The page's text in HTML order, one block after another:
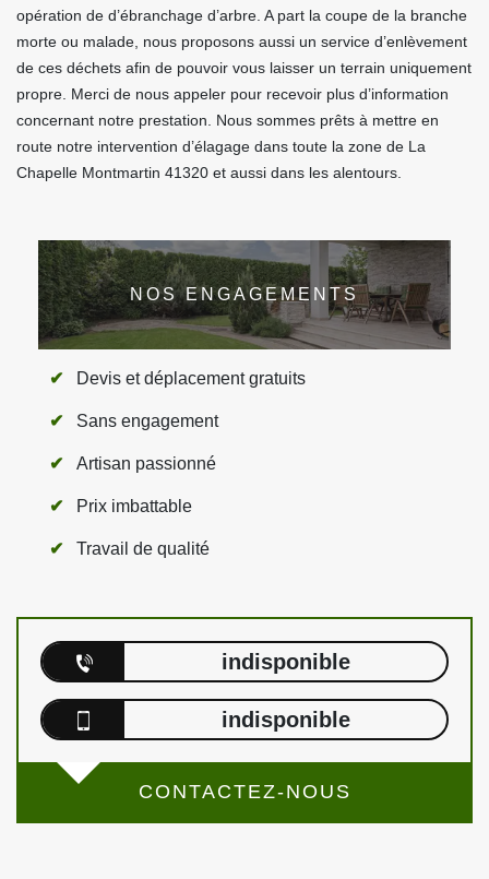
opération de d’ébranchage d’arbre. A part la coupe de la branche
morte ou malade, nous proposons aussi un service d’enlèvement
de ces déchets afin de pouvoir vous laisser un terrain uniquement
propre. Merci de nous appeler pour recevoir plus d’information
concernant notre prestation. Nous sommes prêts à mettre en
route notre intervention d’élagage dans toute la zone de La
Chapelle Montmartin 41320 et aussi dans les alentours.
NOS ENGAGEMENTS
Devis et déplacement gratuits
Sans engagement
Artisan passionné
Prix imbattable
Travail de qualité
indisponible
indisponible
CONTACTEZ-NOUS